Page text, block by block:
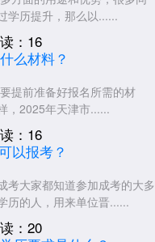
织大规模考试。
州区
区第四中学等，均可能作
”原则，考生准考证上会明
提前规划行程。
学历提升，那么以......
：16
提前准备好报名所需的材
，2025年天津市......
：16
考大家都知道参加成考的大多
历的人，用来单位晋......
：20